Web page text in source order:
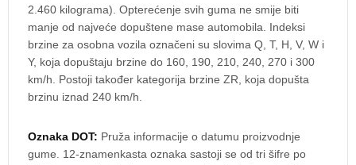
2.460 kilograma). Opterećenje svih guma ne smije biti
manje od najveće dopuštene mase automobila. Indeksi
brzine za osobna vozila označeni su slovima Q, T, H, V, W i
Y, koja dopuštaju brzine do 160, 190, 210, 240, 270 i 300
km/h. Postoji također kategorija brzine ZR, koja dopušta
brzinu iznad 240 km/h.
Oznaka DOT: Pruža informacije o datumu proizvodnje
gume. 12-znamenkasta oznaka sastoji se od tri šifre po